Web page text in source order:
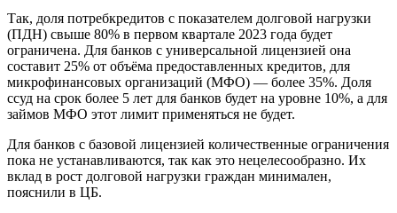
Так, доля потребкредитов с показателем долговой нагрузки
(ПДН) свыше 80% в первом квартале 2023 года будет
ограничена. Для банков с универсальной лицензией она
составит 25% от объёма предоставленных кредитов, для
микрофинансовых организаций (МФО) — более 35%. Доля
ссуд на срок более 5 лет для банков будет на уровне 10%, а для
займов МФО этот лимит применяться не будет.
Для банков с базовой лицензией количественные ограничения
пока не устанавливаются, так как это нецелесообразно. Их
вклад в рост долговой нагрузки граждан минимален,
пояснили в ЦБ.